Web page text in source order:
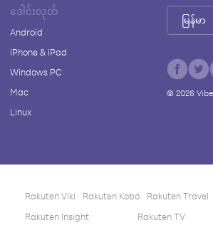
ဒေါင်းလုတ်
Android
iPhone & iPad
Windows PC
Mac
Linux
မြန်မာ
© 2026
Rakuten Viki Rakuten Kobo Rakuten Travel
Rakuten Insight
Rakuten TV